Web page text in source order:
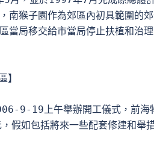
南猴子園作為郊區內初具範圍的
當局移交給市當局停止扶植和治
】
9-19上午舉辦開工儀式，前海
假如包括將來一些配套修建和舉